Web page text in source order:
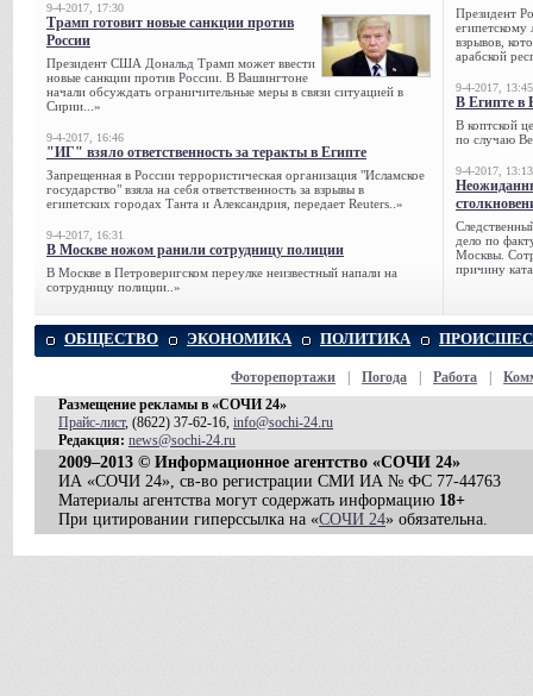
9-4-2017, 17:30
Трамп готовит новые санкции против
России
Президент США Дональд Трамп может ввести
новые санкции против России. В Вашингтоне
начали обсуждать ограничительные меры в связи ситуацией в
Сирии...»
9-4-2017, 16:46
"ИГ" взяло ответственность за теракты в Египте
Запрещенная в России террористическая организация "Исламское
государство" взяла на себя ответственность за взрывы в
египетских городах Танта и Александрия, передает Reuters..»
9-4-2017, 16:31
В Москве ножом ранили сотрудницу полиции
В Москве в Петроверигском переулке неизвестный напали на
сотрудницу полиции..»
Президент
египетскому
взрывов,
арабской
9-4-2017, 13:45
В Египте в
В коптской
по случаю
9-4-2017, 13:13
дело по
Москвы.
причину
ОБЩЕСТВО ЭКОНОМИКА ПОЛИТИКА
Фоторепортажи Погода Работа
Размещение рекламы в «СОЧИ 24»
Прайс-лист, (8622) 37-62-16, info@sochi-24.ru
Редакция: news@sochi-24.ru
2009–2013 © Информационное агентство «СОЧИ 24»
ИА «СОЧИ 24», св-во регистрации СМИ ИА № ФС 77-44763
Материалы агентства могут содержать информацию 18+
При цитировании гиперссылка на «СОЧИ 24» обязательна.